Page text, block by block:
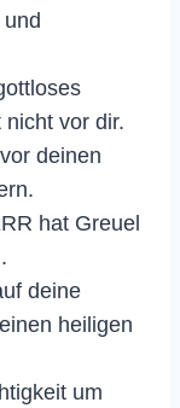
vor dir.
deinen
hat Greuel
deine
heiligen
um